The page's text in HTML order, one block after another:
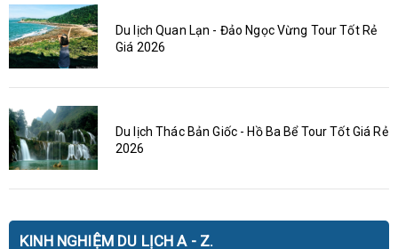
Du lịch Quan Lạn - Đảo Ngọc Vừng Tour Tốt Rẻ
Giá 2026
Du lịch Thác Bản Giốc - Hồ Ba Bể Tour Tốt Giá Rẻ
2026
KINH NGHIỆM DU LỊCH A - Z.